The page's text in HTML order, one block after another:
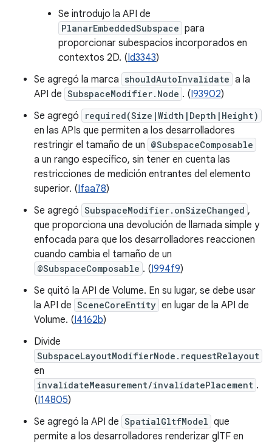
Se introdujo la API de
PlanarEmbeddedSubspace para
proporcionar subespacios incorporados en
contextos 2D. (Id3343)
Se agregó la marca shouldAutoInvalidate a la
API de SubspaceModifier.Node . (I93902)
Se agregó
required(Size|Width|Depth|Height)
en las APIs que permiten a los desarrolladores
restringir el tamaño de un @SubspaceComposable
a un rango específico, sin tener en cuenta las
restricciones de medición entrantes del elemento
superior. (Ifaa78)
Se agregó SubspaceModifier.onSizeChanged ,
que proporciona una devolución de llamada simple y
enfocada para que los desarrolladores reaccionen
cuando cambia el tamaño de un
@SubspaceComposable . (I994f9)
Se quitó la API de Volume. En su lugar, se debe usar
la API de SceneCoreEntity en lugar de la API de
Volume. (I4162b)
Divide
SubspaceLayoutModifierNode.requestRelayout
en
invalidateMeasurement/invalidatePlacement .
(I14805)
Se agregó la API de SpatialGltfModel que
permite a los desarrolladores renderizar glTF en